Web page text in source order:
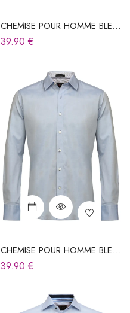
CHEMISE POUR HOMME BLEU
CIEL
39.90€
CHEMISE POUR HOMME BLEU
CIEL
39.90€